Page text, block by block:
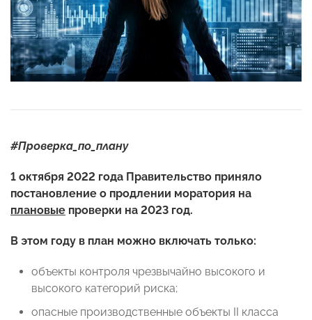
#Проверка_по_плану
1 октября 2022 года Правительство приняло
постановление о продлении моратория на
плановые проверки на 2023 год.
В этом году в план можно включать только:
объекты контроля чрезвычайно высокого и
высокого категорий риска;
опасные производственные объекты II класса